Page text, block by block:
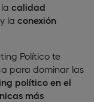
calidad
y la conexión
Político te
para dominar las
político en el
más